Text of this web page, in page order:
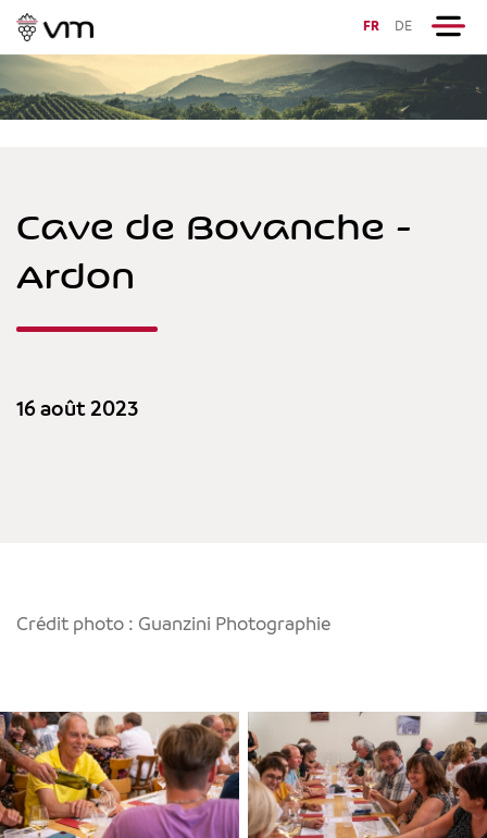
FR DE
Cave de Bovanche -
Ardon
16 août 2023
Crédit photo : Guanzini Photographie